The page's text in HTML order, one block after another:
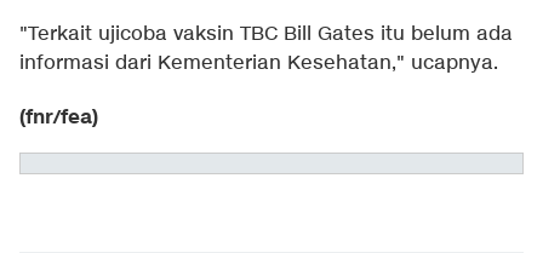
"Terkait ujicoba vaksin TBC Bill Gates itu belum ada
informasi dari Kementerian Kesehatan," ucapnya.
(fnr/fea)